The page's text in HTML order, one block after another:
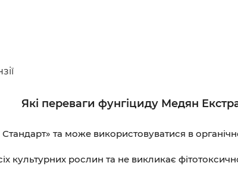
Які переваги фунгіциду Медян
та може використовуватися в
культурних рослин та не викликає